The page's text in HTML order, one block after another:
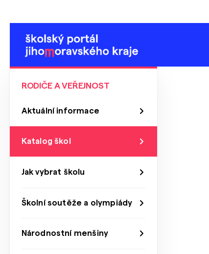
RODIČE A VEŘEJNOST
Aktuální informace
Katalog škol
Jak vybrat školu
Školní soutěže a olympiády
Národnostní menšiny